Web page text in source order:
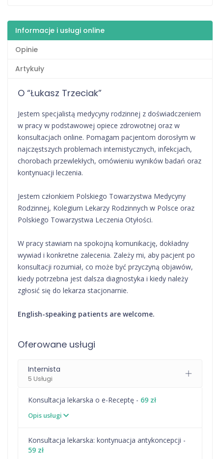
Informacje i usługi online
Opinie
Artykuły
O “Łukasz Trzeciak”
Jestem specjalistą medycyny rodzinnej z doświadczeniem
w pracy w podstawowej opiece zdrowotnej oraz w
konsultacjach online. Pomagam pacjentom dorosłym w
najczęstszych problemach internistycznych, infekcjach,
chorobach przewlekłych, omówieniu wyników badań oraz
kontynuacji leczenia.
Jestem członkiem Polskiego Towarzystwa Medycyny
Rodzinnej, Kolegium Lekarzy Rodzinnych w Polsce oraz
Polskiego Towarzystwa Leczenia Otyłości.
W pracy stawiam na spokojną komunikację, dokładny
wywiad i konkretne zalecenia. Zależy mi, aby pacjent po
konsultacji rozumiał, co może być przyczyną objawów,
kiedy potrzebna jest dalsza diagnostyka i kiedy należy
zgłosić się do lekarza stacjonarnie.
English-speaking patients are welcome.
Oferowane usługi
Internista
5 Usługi
Konsultacja lekarska o e-Receptę - 69 zł
Opis usługi
⁠Konsultacja lekarska: kontynuacja antykoncepcji -
59 zł